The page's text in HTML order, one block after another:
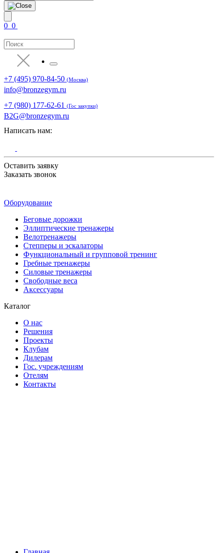
0 0
+7 (495) 970-84-50 (Москва)
info@bronzegym.ru
+7 (980) 177-62-61 (Гос закупки)
B2G@bronzegym.ru
Написать нам:
Оставить заявку
Заказать звонок
Оборудование
Беговые дорожки
Эллиптические тренажеры
Велотренажеры
Степперы и эскалаторы
Функциональный и групповой тренинг
Гребные тренажеры
Силовые тренажеры
Свободные веса
Аксессуары
Каталог
О нас
Решения
Проекты
Клубам
Дилерам
Гос. учреждениям
Отелям
Контакты